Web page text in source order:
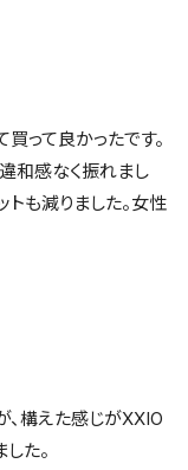
って良かったです。
和感なく振れまし
トも減りました。女性
、構えた感じがXXIO
た。